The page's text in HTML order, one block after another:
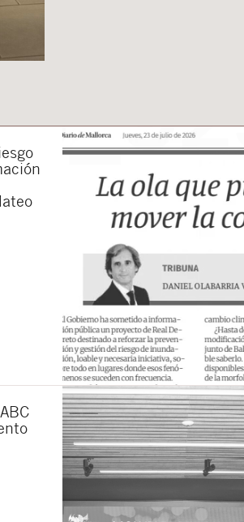
artículos legales.
de esta web.
información básica sobre privacidad: El
Tiene derecho a acceder, rectificar y
de nuestra web